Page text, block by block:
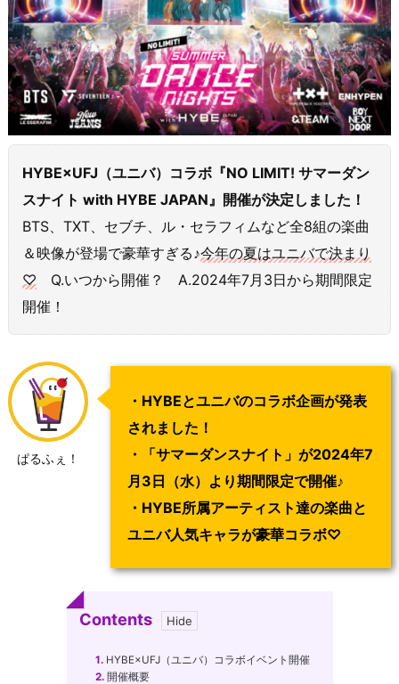
HYBE×UFJ（ユニバ）コラボ『NO LIMIT! サマーダン
スナイト with HYBE JAPAN』開催が決定しました！
BTS、TXT、セブチ、ル・セラフィムなど全8組の楽曲
＆映像が登場で豪華すぎる♪今年の夏はユニバで決まり
♡ Q.いつから開催？ A.2024年7月3日から期間限定
開催！
ぱるふぇ！
・HYBEとユニバのコラボ企画が発表
されました！
・「サマーダンスナイト」が2024年7
月3日（水）より期間限定で開催♪
・HYBE所属アーティスト達の楽曲と
ユニバ人気キャラが豪華コラボ♡
Contents
1.HYBE×UFJ（ユニバ）コラボイベント開催
2.開催概要